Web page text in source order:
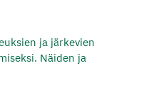
ja järkevien
Näiden ja